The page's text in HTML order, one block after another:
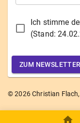
Ich stimme
(Stand:
ZUM
©2026Christian Flach,